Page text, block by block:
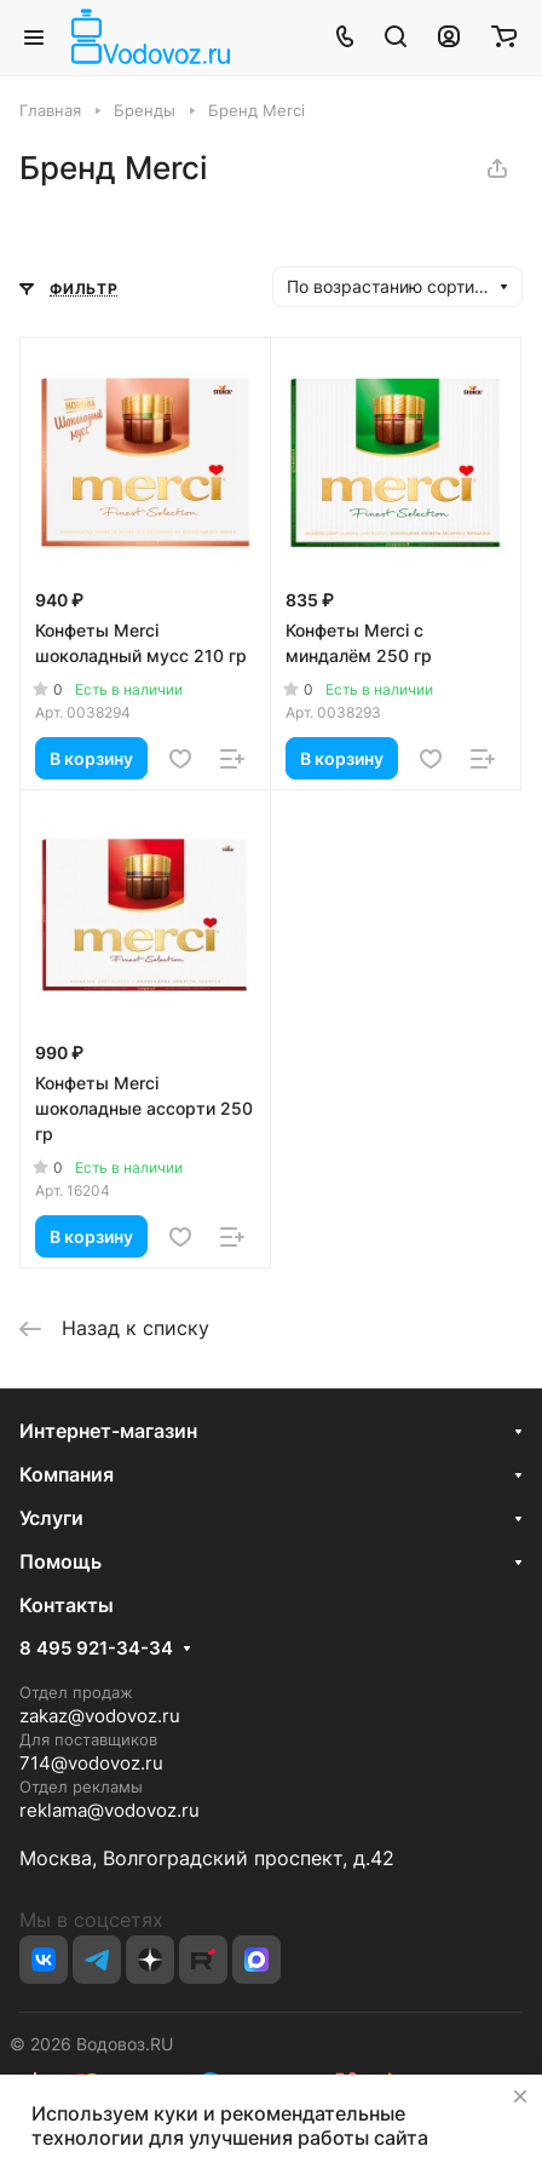
Главная Бренды Бренд Merci
Бренд Merci
ФИЛЬТР По возрастанию сортировки
940 ₽
Конфеты Merci
шоколадный мусс 210 гр
0
Есть в наличии
Арт. 0038294
В корзину
835 ₽
Конфеты Merci с
миндалём 250 гр
0
Есть в наличии
Арт. 0038293
В корзину
990 ₽
Конфеты Merci
шоколадные ассорти 250
гр
0
Есть в наличии
Арт. 16204
В корзину
Назад к списку
Интернет-магазин
Компания
Услуги
Помощь
Контакты
8 495 921-34-34
Отдел продаж
zakaz@vodovoz.ru
Для поставщиков
714@vodovoz.ru
Отдел рекламы
reklama@vodovoz.ru
Москва, Волгоградский проспект, д.42
Мы в соцсетях
© 2026 Водовоз.RU
КонфиденциальностьОферта
Используем куки и рекомендательные
технологии для улучшения работы сайта